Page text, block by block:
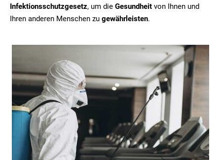
Infektionsschutzgesetz, um die Gesundheit von Ihnen und
Ihren anderen Menschen zu gewährleisten.